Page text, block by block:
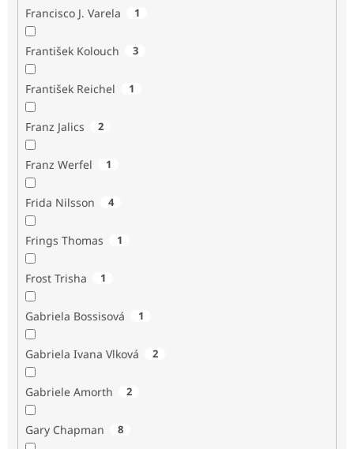
Francisco J. Varela 1
František Kolouch 3
František Reichel 1
Franz Jalics 2
Franz Werfel 1
Frida Nilsson 4
Frings Thomas 1
Frost Trisha 1
Gabriela Bossisová 1
Gabriela Ivana Vlková 2
Gabriele Amorth 2
Gary Chapman 8